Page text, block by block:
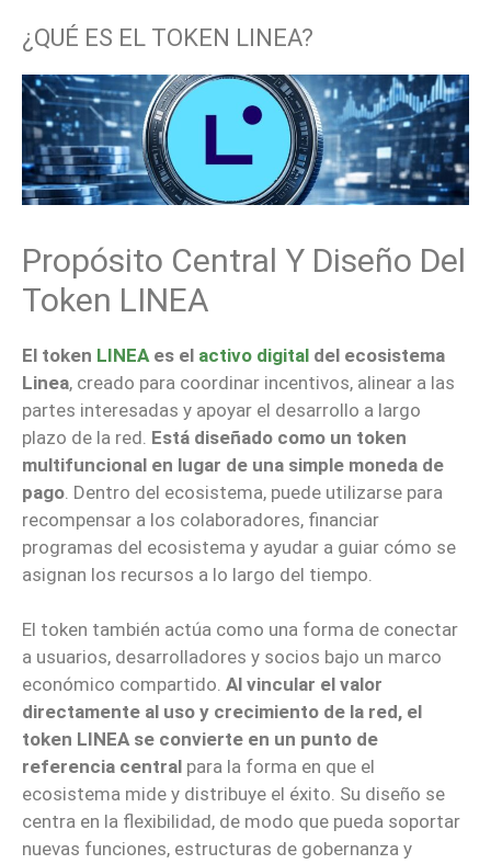
¿QUÉ ES EL TOKEN LINEA?
Propósito Central Y Diseño Del
Token LINEA
El token LINEA es el activo digital del ecosistema
Linea, creado para coordinar incentivos, alinear a las
partes interesadas y apoyar el desarrollo a largo
plazo de la red. Está diseñado como un token
multifuncional en lugar de una simple moneda de
pago . Dentro del ecosistema, puede utilizarse para
recompensar a los colaboradores, financiar
programas del ecosistema y ayudar a guiar cómo se
asignan los recursos a lo largo del tiempo.
El token también actúa como una forma de conectar
a usuarios, desarrolladores y socios bajo un marco
económico compartido. Al vincular el valor
directamente al uso y crecimiento de la red, el
token LINEA se convierte en un punto de
referencia central para la forma en que el
ecosistema mide y distribuye el éxito. Su diseño se
centra en la flexibilidad, de modo que pueda soportar
nuevas funciones, estructuras de gobernanza y